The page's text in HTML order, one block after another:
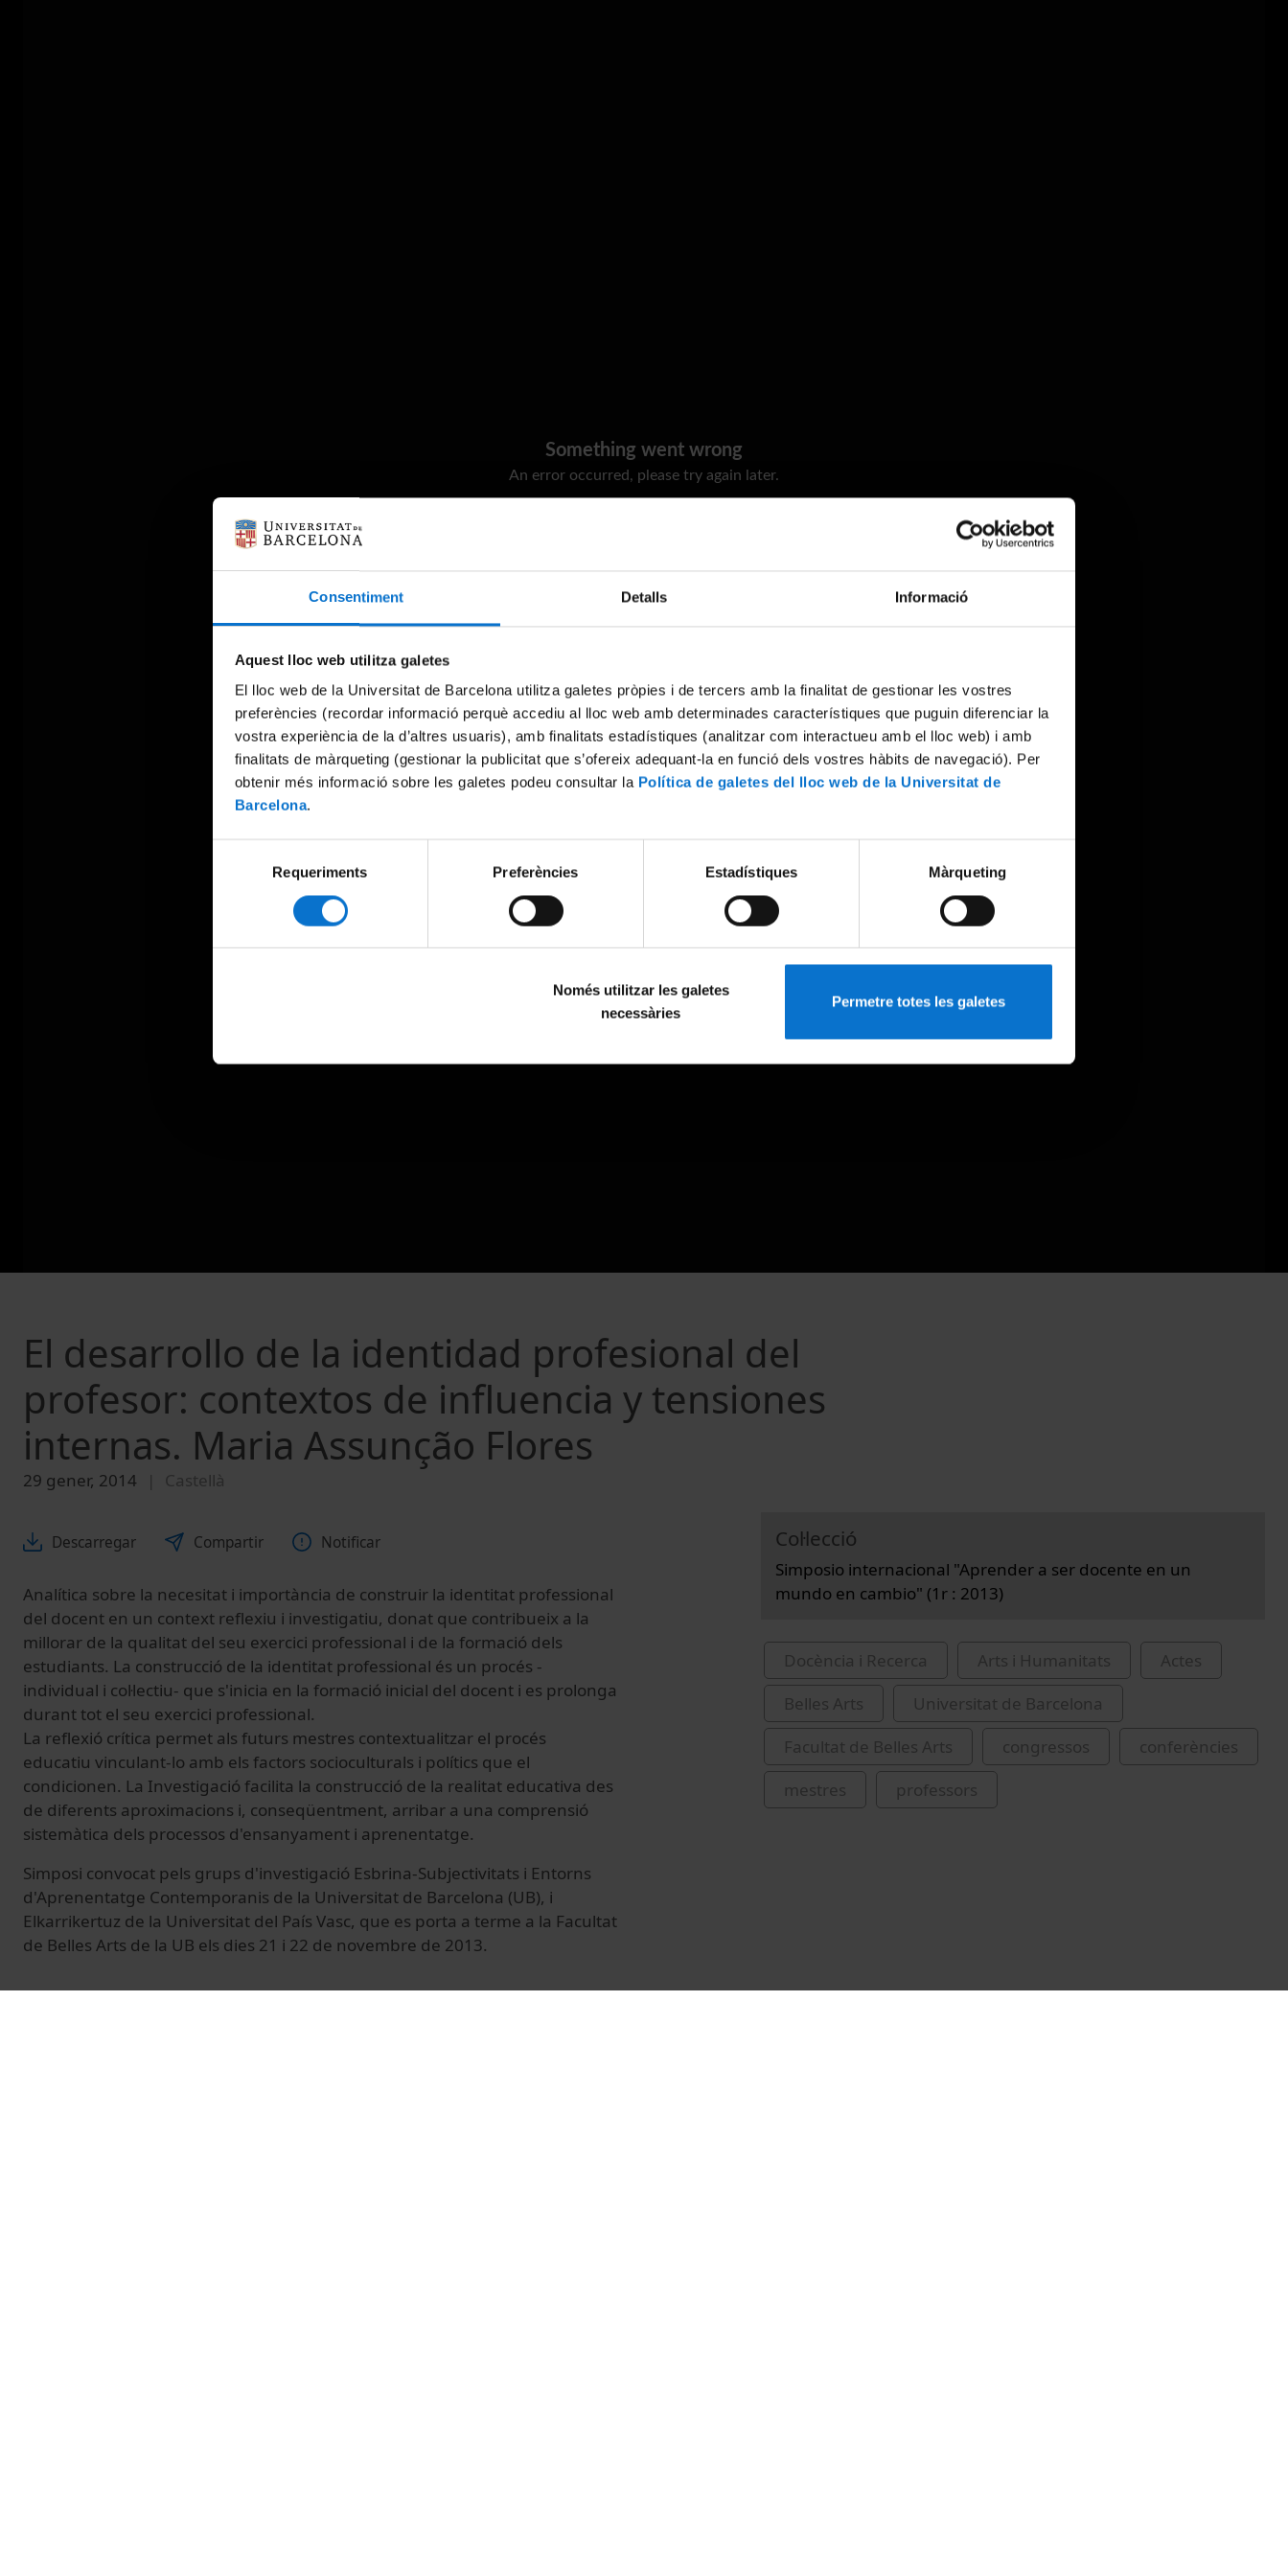
Consentiment Detalls Informació
Aquest lloc web utilitza galetes
El lloc web de la Universitat de Barcelona utilitza galetes pròpies i de tercers amb la finalitat de gestionar les vostres
preferències (recordar informació perquè accediu al lloc web amb determinades característiques que puguin diferenciar la
vostra experiència de la d’altres usuaris), amb finalitats estadístiques (analitzar com interactueu amb el lloc web) i amb
finalitats de màrqueting (gestionar la publicitat que s’ofereix adequant-la en funció dels vostres hàbits de navegació). Per
obtenir més informació sobre les galetes podeu consultar la Política de galetes del lloc web de la Universitat de
Barcelona.
Requeriments Preferències Estadístiques Màrqueting
Només utilitzar les galetes
necessàries
Permetre totes les galetes
Something went wrong
An error occurred, please try again later.
El desarrollo de la identidad profesional del
profesor: contextos de influencia y tensiones
internas. Maria Assunção Flores
29 gener, 2014 Castellà
Descarregar Compartir Notificar
Analítica sobre la necesitat i importància de construir la identitat professional
del docent en un context reflexiu i investigatiu, donat que contribueix a la
millorar de la qualitat del seu exercici professional i de la formació dels
estudiants. La construcció de la identitat professional és un procés -
individual i col·lectiu- que s'inicia en la formació inicial del docent i es prolonga
durant tot el seu exercici professional.
La reflexió crítica permet als futurs mestres contextualitzar el procés
educatiu vinculant-lo amb els factors socioculturals i polítics que el
condicionen. La Investigació facilita la construcció de la realitat educativa des
de diferents aproximacions i, conseqüentment, arribar a una comprensió
sistemàtica dels processos d'ensanyament i aprenentatge.
Simposi convocat pels grups d'investigació Esbrina-Subjectivitats i Entorns
d'Aprenentatge Contemporanis de la Universitat de Barcelona (UB), i
Elkarrikertuz de la Universitat del País Vasc, que es porta a terme a la Facultat
de Belles Arts de la UB els dies 21 i 22 de novembre de 2013.
Col·lecció
Simposio internacional "Aprender a ser docente en un
mundo en cambio" (1r : 2013)
Docència i Recerca Arts i Humanitats
Actes
Belles Arts
Universitat de Barcelona
Facultat de Belles Arts
congressos
conferències
mestres
professors